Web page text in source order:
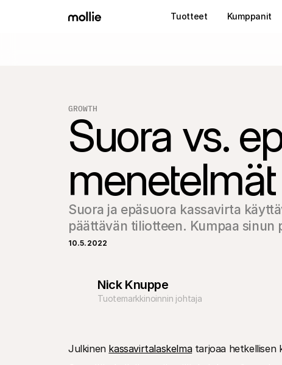
Tuotteet Kumppanit
GROWTH
Suora vs.
Suora ja epäsuora kassavirta
päättävän tiliotteen. Kumpaa sinun
10.5.2022
Nick Knuppe
Tuotemarkkinoinnin johtaja
Julkinen kassavirtalaskelma tarjoaa hetkellisen